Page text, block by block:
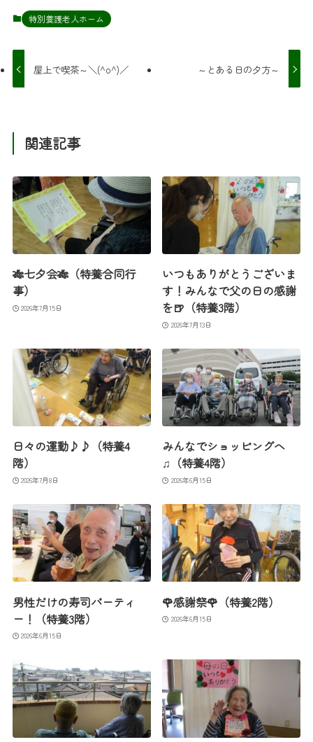
特別養護老人ホーム
屋上で喫茶～＼(^o^)／ ～とある日の夕方～
関連記事
🎋七夕会🎋（特養合同行
事）
2026年7月15日
いつもありがとうございま
す！みんなで父の日の感謝
を🍺（特養3階）
2026年7月13日
日々の運動♪♪（特養4
階）
2026年7月8日
みんなでショッピングへ
♫（特養4階）
2026年6月15日
男性だけの寿司パーティ
ー！（特養3階）
2026年6月15日
🌹感謝祭🌹（特養2階）
2026年6月15日